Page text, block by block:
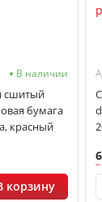
В наличии
сшитый
бумага
красный
корзину